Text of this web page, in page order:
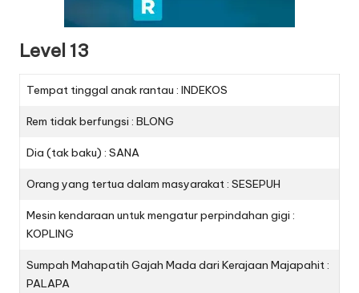
Level 13
Tempat tinggal anak rantau : INDEKOS
Rem tidak berfungsi : BLONG
Dia (tak baku) : SANA
Orang yang tertua dalam masyarakat : SESEPUH
Mesin kendaraan untuk mengatur perpindahan gigi :
KOPLING
Sumpah Mahapatih Gajah Mada dari Kerajaan Majapahit :
PALAPA